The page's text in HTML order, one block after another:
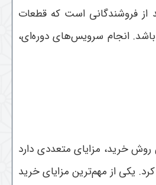
از فروشندگانی است که قطعات
انجام سرویس‌های دوره‌ای،
خرید، مزایای متعددی دارد
. یکی از مهم‌ترین مزایای خرید